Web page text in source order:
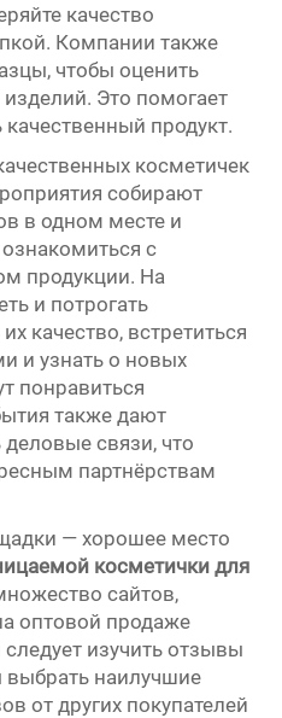
качество
Компании также
чтобы оценить
Это помогает
продукт.
косметичек
собирают
в одном месте и
с
продукции. На
и потрогать
качество, встретиться
и узнать о новых
понравиться
также дают
связи, что
партнёрствам
— хорошее место
косметички для
сайтов,
оптовой продаже
изучить отзывы
выбрать наилучшие
от других покупателей